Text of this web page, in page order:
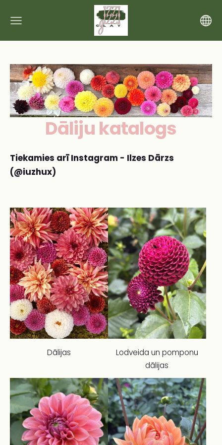
Dāliju katalogs
Tiekamies arī Instagram - Ilzes Dārzs
(@iuzhux)
Dālijas
Lodveida un pomponu
dālijas